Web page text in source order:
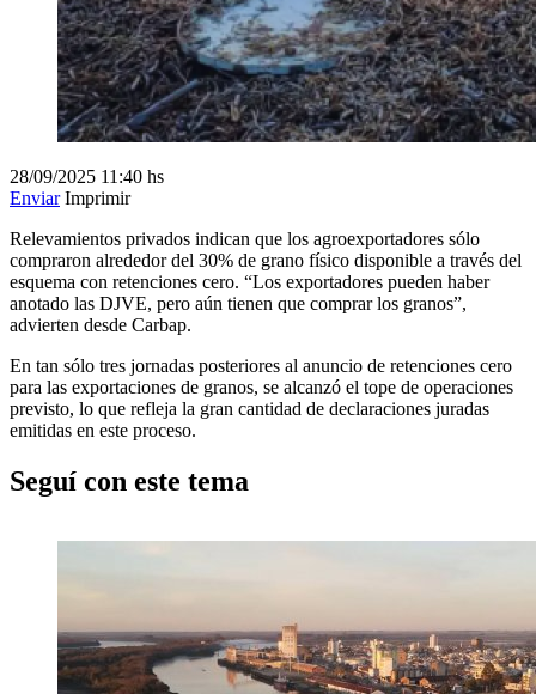
28/09/2025 11:40 hs
Enviar Imprimir
Relevamientos privados indican que los agroexportadores sólo
compraron alrededor del 30% de grano físico disponible a través del
esquema con retenciones cero. “Los exportadores pueden haber
anotado las DJVE, pero aún tienen que comprar los granos”,
advierten desde Carbap.
En tan sólo tres jornadas posteriores al anuncio de retenciones cero
para las exportaciones de granos, se alcanzó el tope de operaciones
previsto, lo que refleja la gran cantidad de declaraciones juradas
emitidas en este proceso.
Seguí con este tema